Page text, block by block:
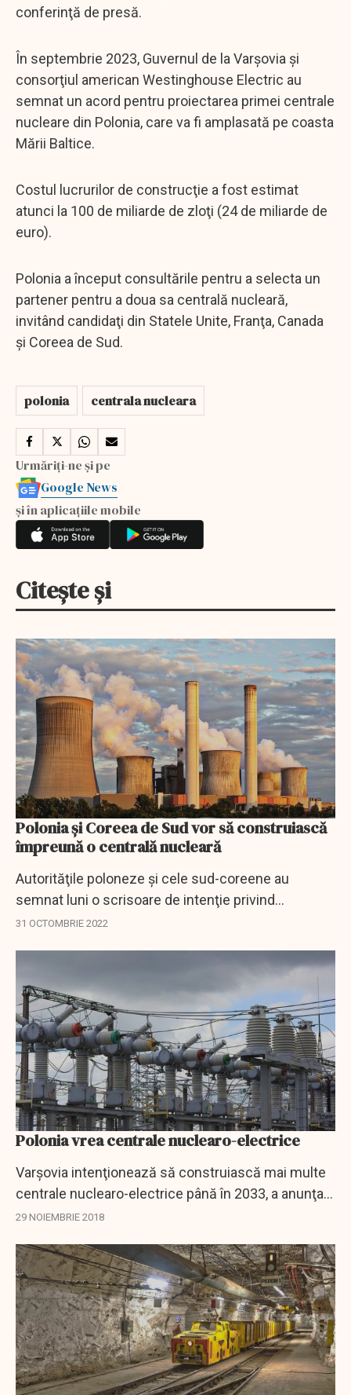
conferinţă de presă.
În septembrie 2023, Guvernul de la Varşovia şi
consorţiul american Westinghouse Electric au
semnat un acord pentru proiectarea primei centrale
nucleare din Polonia, care va fi amplasată pe coasta
Mării Baltice.
Costul lucrurilor de construcţie a fost estimat
atunci la 100 de miliarde de zloţi (24 de miliarde de
euro).
Polonia a început consultările pentru a selecta un
partener pentru a doua sa centrală nucleară,
invitând candidaţi din Statele Unite, Franţa, Canada
şi Coreea de Sud.
polonia centrala nucleara
Urmăriți-ne și pe
Google News
și în aplicațiile mobile
Citește și
Polonia și Coreea de Sud vor să construiască
împreună o centrală nucleară
Autorităţile poloneze şi cele sud-coreene au
semnat luni o scrisoare de intenţie privind
construcţia unei centrale nucleare în Polonia, care
31 OCTOMBRIE 2022
Polonia vrea centrale nuclearo-electrice
Varşovia intenţionează să construiască mai multe
centrale nuclearo-electrice până în 2033, a anunţat
ziarul german Maerkische Oderzeitung joi, cu
29 NOIEMBRIE 2018